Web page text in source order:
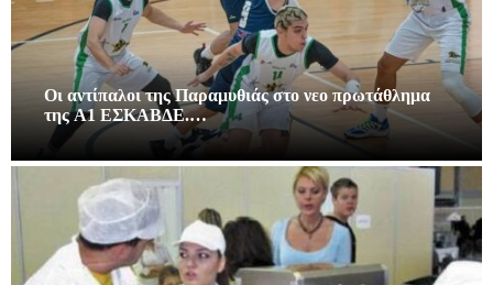
Οι αντίπαλοι της Παραμυθιάς στο νεο πρωτάθλημα
της A1 ΕΣΚΑΒΔΕ.…